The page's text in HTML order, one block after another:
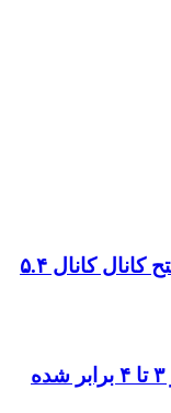
*رکوردشکنی تاریخی بورس با فتح کانال کانال ۵.۴
*چرا قبض آب و برق خرداد و تیر ۳ تا ۴ برابر شده